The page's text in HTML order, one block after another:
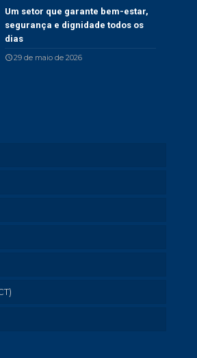
Um setor que garante bem-estar,
segurança e dignidade todos os
dias
29 de maio de 2026